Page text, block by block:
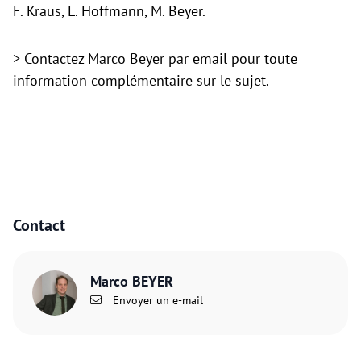
Contact
Marco BEYER
Envoyer un e-mail
F. Kraus, L. Hoffmann, M. Beyer.
> Contactez Marco Beyer par email pour toute
information complémentaire sur le sujet.